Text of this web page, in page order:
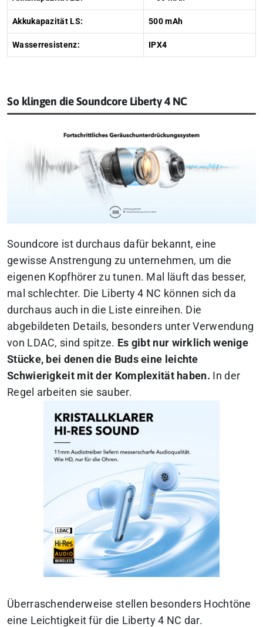
Akkukapazität LS: 500 mAh
Wasserresistenz: IPX4
So klingen die Soundcore Liberty 4 NC
Soundcore ist durchaus dafür bekannt, eine
gewisse Anstrengung zu unternehmen, um die
eigenen Kopfhörer zu tunen. Mal läuft das besser,
mal schlechter. Die Liberty 4 NC können sich da
durchaus auch in die Liste einreihen. Die
abgebildeten Details, besonders unter Verwendung
von LDAC, sind spitze. Es gibt nur wirklich wenige
Stücke, bei denen die Buds eine leichte
Schwierigkeit mit der Komplexität haben. In der
Regel arbeiten sie sauber.
Überraschenderweise stellen besonders Hochtöne
eine Leichtigkeit für die Liberty 4 NC dar.